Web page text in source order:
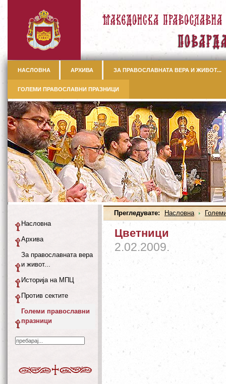
НАСЛОВНА АРХИВА ЗА ПРАВОСЛАВНАТА ВЕРА И ЖИВОТ...
ГОЛЕМИ ПРАВОСЛАВНИ ПРАЗНИЦИ
Прегледувате: Насловна
Цветници
2.02.2009.
Насловна
Архива
За православната вера
и живот...
Историја на МПЦ
Против сектите
Големи православни
празници